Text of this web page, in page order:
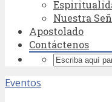
Nuestra
Apostolado
Contáctenos
Eventos